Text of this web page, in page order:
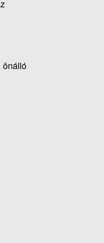
önálló